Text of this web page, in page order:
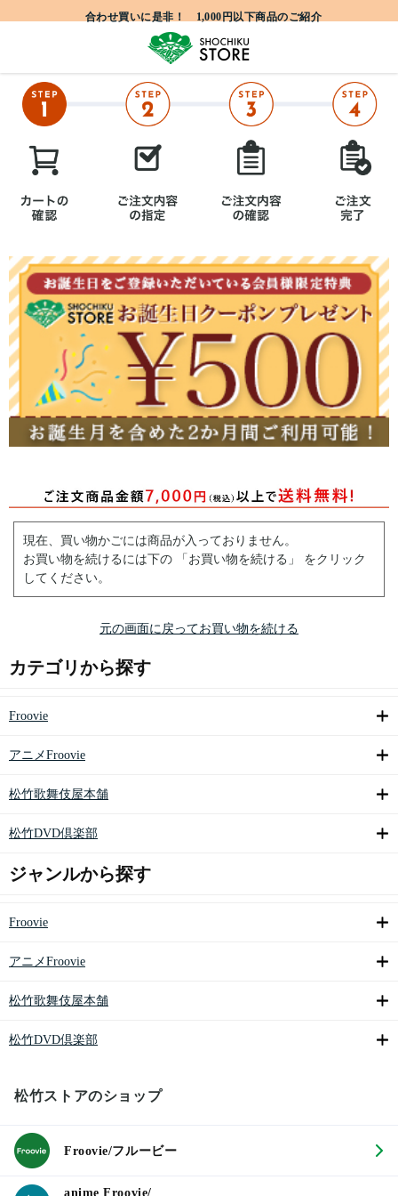
合わせ買いに是非！ 1,000円以下商品のご紹介
現在、買い物かごには商品が入っておりません。
お買い物を続けるには下の 「お買い物を続ける」 をクリック
してください。
元の画面に戻ってお買い物を続ける
カテゴリから探す
Froovie
アニメFroovie
松竹歌舞伎屋本舗
松竹DVD倶楽部
ジャンルから探す
Froovie
アニメFroovie
松竹歌舞伎屋本舗
松竹DVD倶楽部
松竹ストアのショップ
Froovie/フルービー
anime Froovie/